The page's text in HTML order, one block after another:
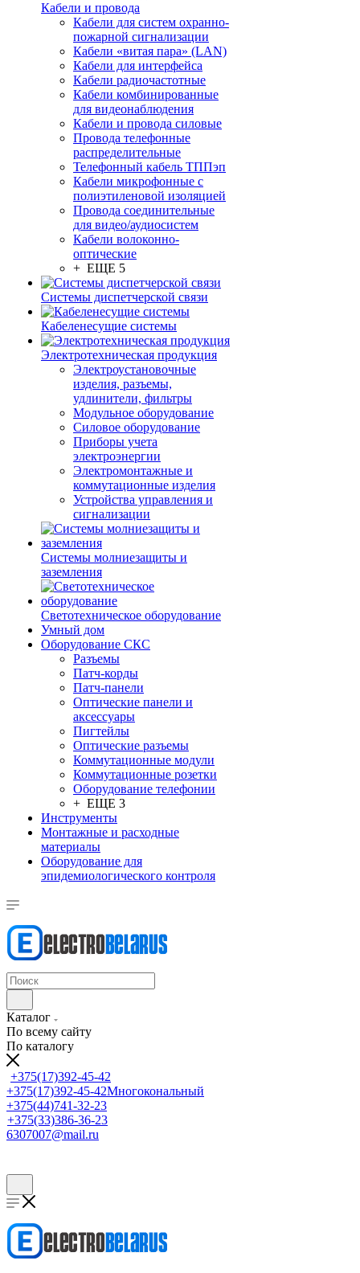
Кабели и провода
Кабели для систем охранно-
пожарной сигнализации
Кабели «витая пара» (LAN)
Кабели для интерфейса
Кабели радиочастотные
Кабели комбинированные
для видеонаблюдения
Кабели и провода силовые
Провода телефонные
распределительные
Телефонный кабель ТППэп
Кабели микрофонные с
полиэтиленовой изоляцией
Провода соединительные
для видео/аудиосистем
Кабели волоконно-
оптические
+ ЕЩЕ 5
Системы диспетчерской связи
Кабеленесущие системы
Электротехническая продукция
Электроустановочные
изделия, разъемы,
удлинители, фильтры
Модульное оборудование
Силовое оборудование
Приборы учета
электроэнергии
Электромонтажные и
коммутационные изделия
Устройства управления и
сигнализации
Системы молниезащиты и
заземления
Светотехническое оборудование
Умный дом
Оборудование СКС
Разъемы
Патч-корды
Патч-панели
Оптические панели и
аксессуары
Пигтейлы
Оптические разъемы
Коммутационные модули
Коммутационные розетки
Оборудование телефонии
+ ЕЩЕ 3
Инструменты
Монтажные и расходные
материалы
Оборудование для
эпидемиологического контроля
Каталог
По всему сайту
По каталогу
+375(17)392-45-42
+375(17)392-45-42Многокональный
+375(44)741-32-23
+375(33)386-36-23
6307007@mail.ru